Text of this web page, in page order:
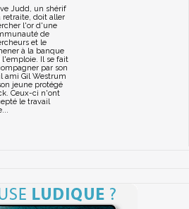
Judd, un shérif
retraite, doit aller
l'or d'une
de
et le
à la banque
l'emploie. Il se fait
par son
ami Gil Westrum
jeune protégé
Ceux-ci n'ont
le travail